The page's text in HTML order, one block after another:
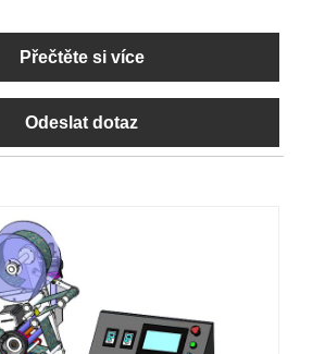
Přečtěte si více
Odeslat dotaz